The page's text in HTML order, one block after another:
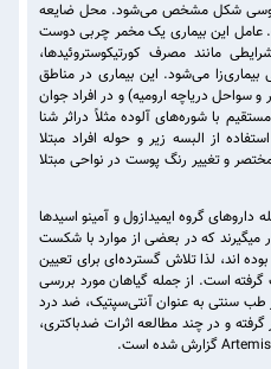
سبوسی شکل مشخص می‌شود. محل ضایعه
عامل این بیماری یک مخمر چربی دوست
مانند مصرف کورتیکوستروئیدها،
می‌شود. این بیماری در مناطق
دریاچه ارومیه) و در افراد جوان
با شوره‌های آلوده مثلاً دراثر شنا
از البسه زیر و حوله افراد مبتلا
و تغییر رنگ پوست در نواحی مبتلا
گروه ایمیدازول و آمینو اسیدها
میگیرند که در بعضی از موارد با شکست
اند، لذا تلاش گسترده‌ای برای تعیین
است. از جمله گیاهان مورد بررسی
طب سنتی به عنوان آنتی‌سپتیک، ضد درد
و در چند مطالعه اثرات ضدباکتری،